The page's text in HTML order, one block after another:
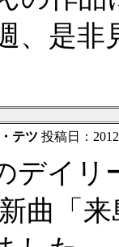
、是非
テツ 投稿日：
デイ
曲「